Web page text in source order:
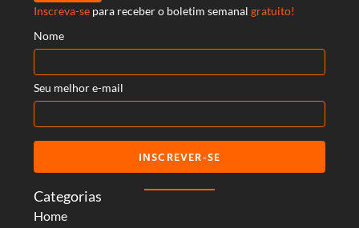
Categorias
Home
Inscreva-se para receber o boletim semanal gratuito!
Nome
Seu melhor e-mail
INSCREVER-SE